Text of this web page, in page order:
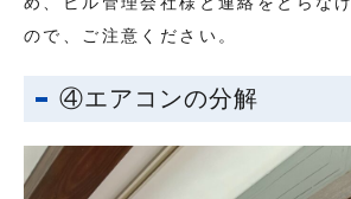
ので、ご注意ください。
④エアコンの分解